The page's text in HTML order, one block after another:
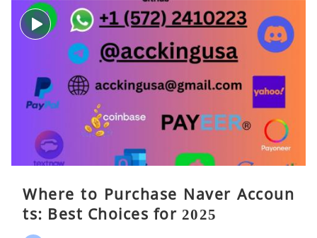
Where to Purchase Naver Accoun
ts: Best Choices for 2025